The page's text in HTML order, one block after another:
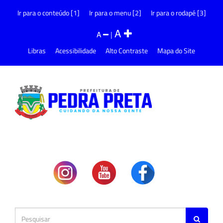
Ir para o conteúdo [1] Ir para o menu [2] Ir para o rodapé [3]
A |A
Libras Acessibilidade Alto Contraste Mapa do Site